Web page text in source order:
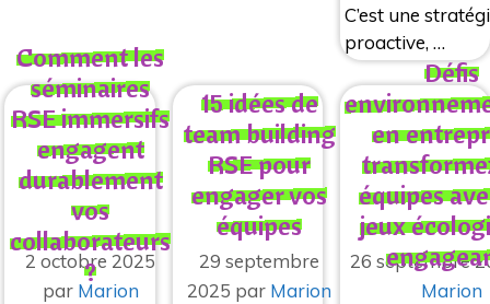
C’est une
proactive, …
Comment les
séminaires
RSE immersifs
engagent
durablement
vos
collaborateurs
?
2 octobre 2025
par Marion
15 idées de
team building
RSE pour
engager vos
équipes
29 septembre
2025 par Marion
Défis
en
équipes
jeux
26 septembre
Marion